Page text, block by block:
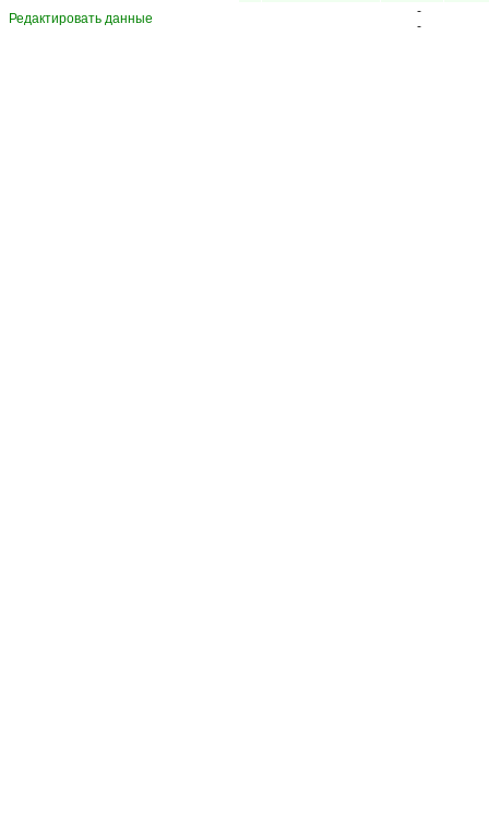
Редактировать данные
-
-